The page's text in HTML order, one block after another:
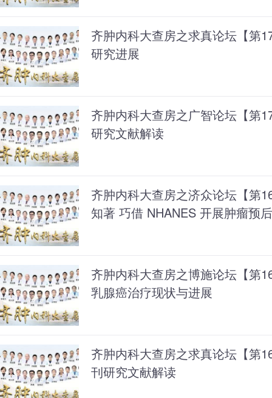
齐肿内科大查房之求真论坛【第
研究进展
齐肿内科大查房之广智论坛【第
研究文献解读
齐肿内科大查房之济众论坛【第
知著 巧借 NHANES 开展肿瘤预
齐肿内科大查房之博施论坛【第
乳腺癌治疗现状与进展
齐肿内科大查房之求真论坛【第
刊研究文献解读